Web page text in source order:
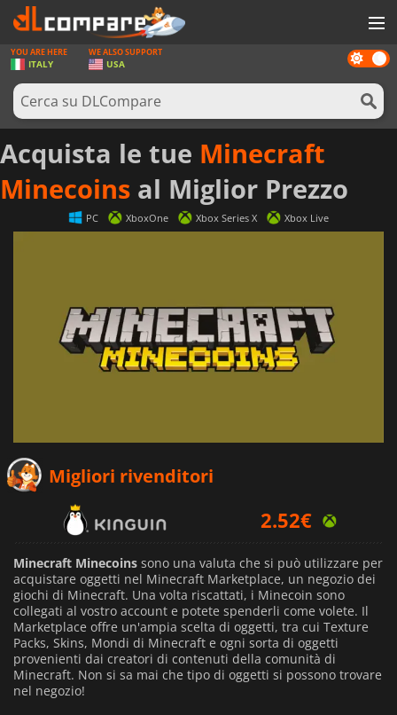
GIOCHI
PREPAGATE
SOFTWARE
REWARDS
HARDWARE
Dark
mode
YOU ARE HERE
ITALY
WE ALSO SUPPORT
USA
Acquista le tue Minecraft
Minecoins al Miglior Prezzo
PC XboxOne Xbox Series X Xbox Live
Migliori rivenditori
2.52€
7.19€
Minecraft Minecoins sono una valuta che si può utilizzare per
acquistare oggetti nel Minecraft Marketplace, un negozio dei
giochi di Minecraft. Una volta riscattati, i Minecoin sono
collegati al vostro account e potete spenderli come volete. Il
Marketplace offre un'ampia scelta di oggetti, tra cui Texture
Packs, Skins, Mondi di Minecraft e ogni sorta di oggetti
provenienti dai creatori di contenuti della comunità di
Minecraft. Non si sa mai che tipo di oggetti si possono trovare
nel negozio!